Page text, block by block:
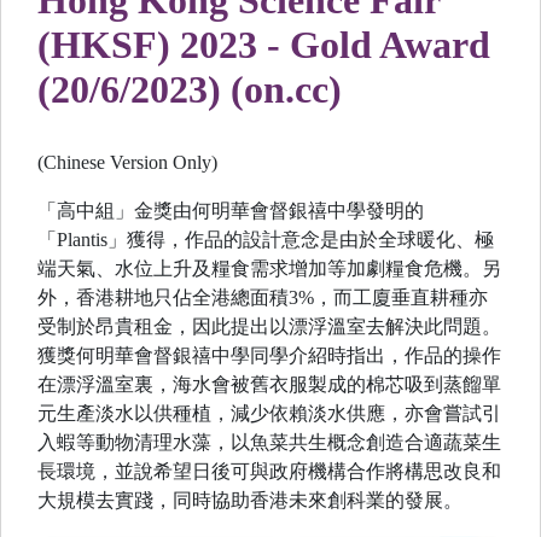
(HKSF) 2023 - Gold Award
(20/6/2023) (on.cc)
(Chinese Version Only)
「高中組」金獎由何明華會督銀禧中學發明的
「Plantis」獲得，作品的設計意念是由於全球暖化、極
端天氣、水位上升及糧食需求增加等加劇糧食危機。另
外，香港耕地只佔全港總面積3%，而工廈垂直耕種亦
受制於昂貴租金，因此提出以漂浮溫室去解決此問題。
獲獎何明華會督銀禧中學同學介紹時指出，作品的操作
在漂浮溫室裏，海水會被舊衣服製成的棉芯吸到蒸餾單
元生產淡水以供種植，減少依賴淡水供應，亦會嘗試引
入蝦等動物清理水藻，以魚菜共生概念創造合適蔬菜生
長環境，並說希望日後可與政府機構合作將構思改良和
大規模去實踐，同時協助香港未來創科業的發展。